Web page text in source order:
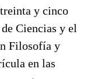
y cinco
Ciencias y el
Filosofía y
en las